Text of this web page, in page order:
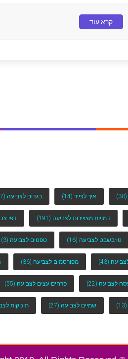
קרא עוד
(30) איך לצייר (14) בגדים לצביעה (7)
דמויות מצויירות לצביעה (191) דפי
טו-בשבט לצביעה (16) טפטים לצביעה (3)
(43) מפורסמים לצביעה (36)
לצביעה (22) פרחים עצים לצביעה (55)
(13) שמיים לצביעה (27) תינוקות